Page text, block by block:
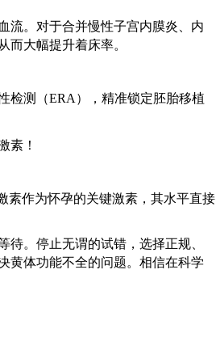
流。对于合并慢性子宫内膜炎、内
而大幅提升着床率。
检测（ERA），精准锁定胚胎移植
素作为怀孕的关键激素，其水平直接
。停止无谓的试错，选择正规、
黄体功能不全的问题。相信在科学